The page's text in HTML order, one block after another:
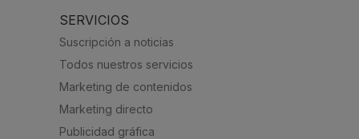
SERVICIOS
Suscripción a noticias
Todos nuestros servicios
Marketing de contenidos
Marketing directo
Publicidad gráfica